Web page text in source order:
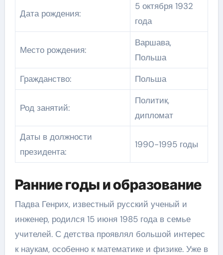
Дата рождения:
5 октября 1932
года
Место рождения:
Варшава,
Польша
Гражданство:
Польша
Род занятий:
Политик,
дипломат
Даты в должности
президента:
1990-1995 годы
Ранние годы и образование
Падва Генрих, известный русский ученый и
инженер, родился 15 июня 1985 года в семье
учителей. С детства проявлял большой интерес
к наукам, особенно к математике и физике. Уже в